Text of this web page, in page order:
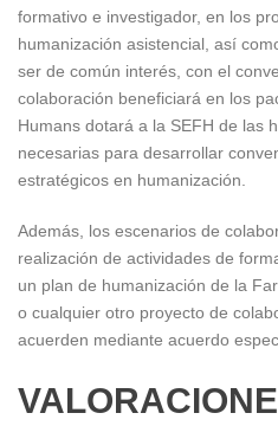
formativo e investigador, en los
humanización asistencial, así
ser de común interés, con el
colaboración beneficiará en los
Humans dotará a la SEFH de las
necesarias para desarrollar
estratégicos en humanización.
Además, los escenarios de
realización de actividades de
un plan de humanización de la
o cualquier otro proyecto de
acuerden mediante acuerdo